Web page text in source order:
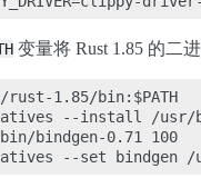
变量将 Rust 1.85 的二
rust-1.85/bin:$PATH
--install /usr/
bindgen-0.71 100